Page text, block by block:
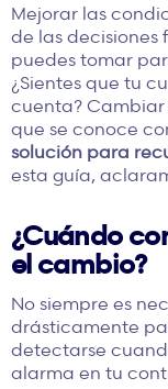
Mejorar las
de las decisiones
puedes tomar
¿Sientes que tu
cuenta?
que se conoce
solución para
esta guía,
¿Cuándo
el cambio?
No siempre es
drásticamente
detectarse
alarma en tu